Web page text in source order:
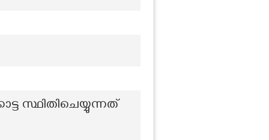
സ്ഥിതിചെയ്യുന്നത്